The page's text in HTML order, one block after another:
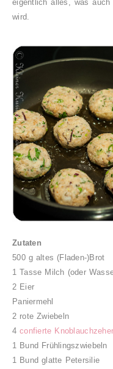
eigentlich alles, was
wird.
Zutaten
500 g altes (Fladen-)Brot
1 Tasse Milch (oder
2 Eier
Paniermehl
2 rote Zwiebeln
4confierte
1 Bund Frühlingszwiebeln
1 Bund glatte Petersilie